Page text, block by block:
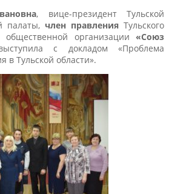
, вице-президент Тульской
палаты, член правления Тульского
общественной организации «Союз
с докладом «Проблема
в Тульской области».